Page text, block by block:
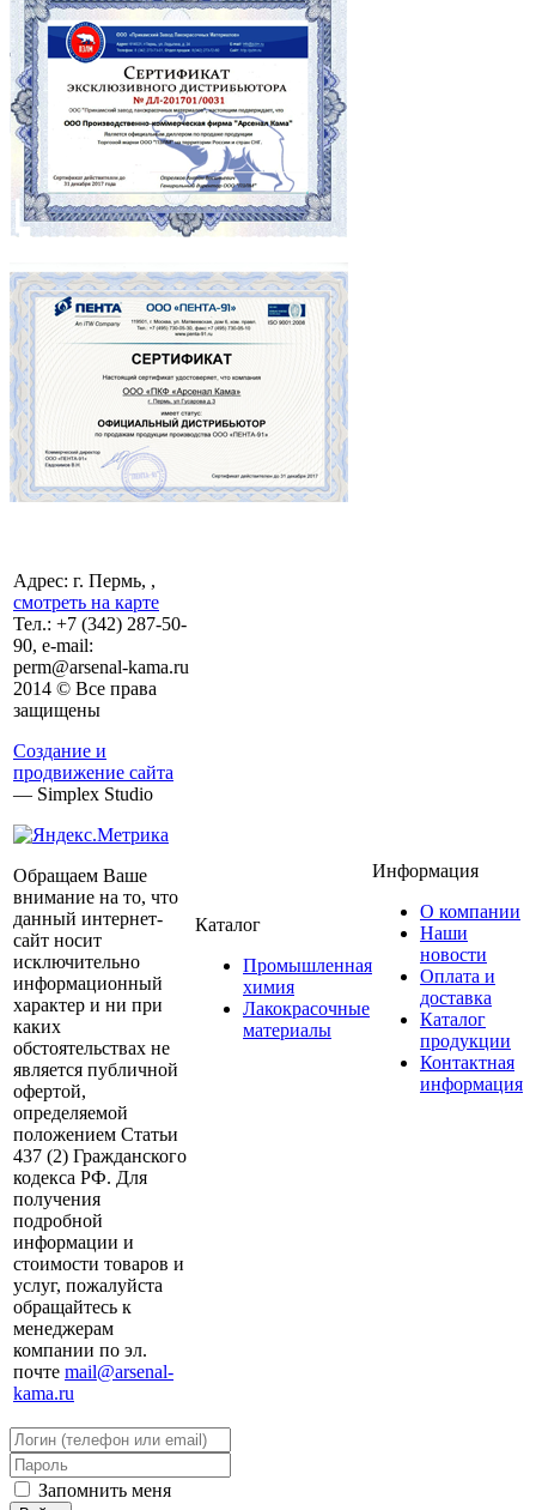
Адрес: г. Пермь, ,
смотреть на карте
Тел.: +7 (342) 287-50-
90, e-mail:
perm@arsenal-kama.ru
2014 © Все права
защищены
Создание и
продвижение сайта
— Simplex Studio
Обращаем Ваше
внимание на то, что
данный интернет-
сайт носит
исключительно
информационный
характер и ни при
каких
обстоятельствах не
является публичной
офертой,
определяемой
положением Статьи
437 (2) Гражданского
кодекса РФ. Для
получения
подробной
информации и
стоимости товаров и
услуг, пожалуйста
обращайтесь к
менеджерам
компании по эл.
почте mail@arsenal-
kama.ru
Каталог
Промышленная
химия
Лакокрасочные
материалы
Информация
О компании
Наши
новости
Оплата и
доставка
Каталог
продукции
Контактная
информация
Запомнить меня